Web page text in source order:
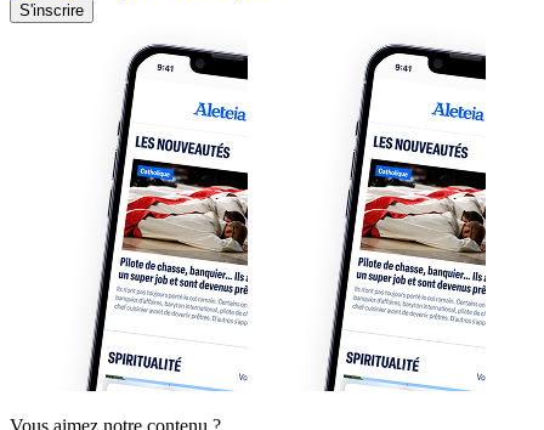
S'inscrire
Vous aimez notre contenu ?